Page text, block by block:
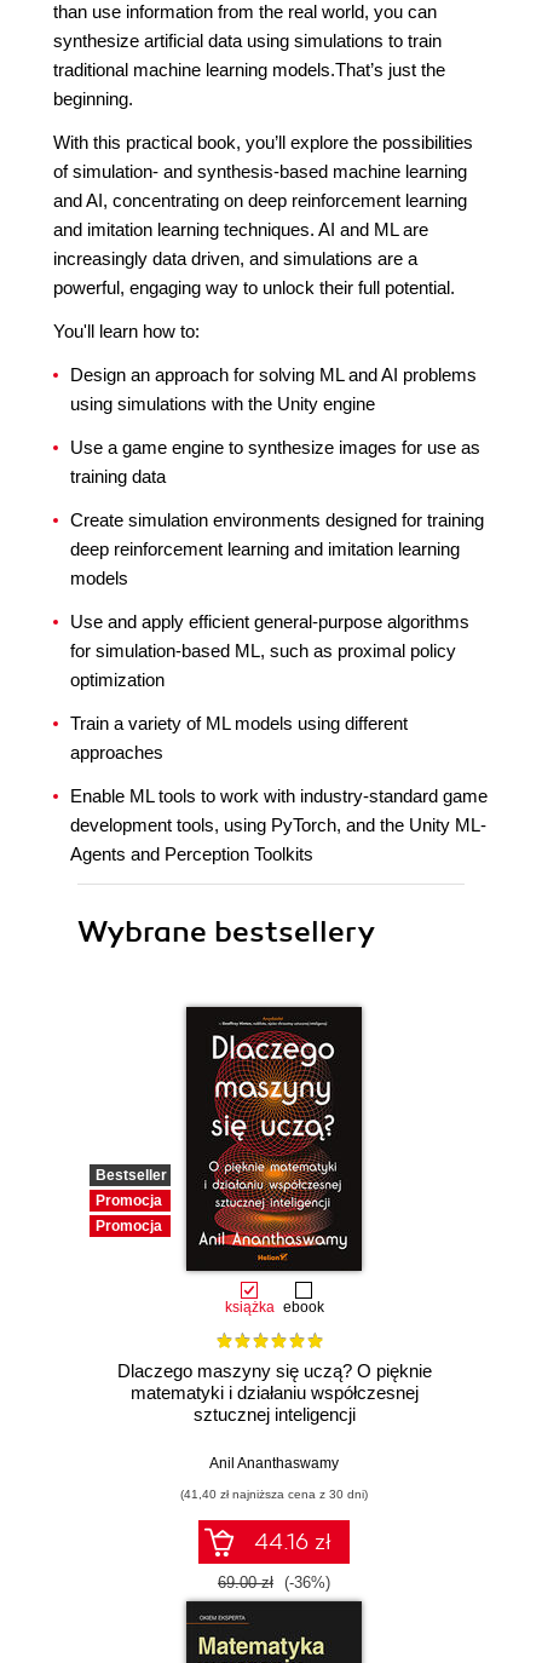
than use information from the real world, you can
synthesize artificial data using simulations to train
traditional machine learning models.That’s just the
beginning.
With this practical book, you’ll explore the possibilities
of simulation- and synthesis-based machine learning
and AI, concentrating on deep reinforcement learning
and imitation learning techniques. AI and ML are
increasingly data driven, and simulations are a
powerful, engaging way to unlock their full potential.
You'll learn how to:
Design an approach for solving ML and AI problems
using simulations with the Unity engine
Use a game engine to synthesize images for use as
training data
Create simulation environments designed for training
deep reinforcement learning and imitation learning
models
Use and apply efficient general-purpose algorithms
for simulation-based ML, such as proximal policy
optimization
Train a variety of ML models using different
approaches
Enable ML tools to work with industry-standard game
development tools, using PyTorch, and the Unity ML-
Agents and Perception Toolkits
Wybrane bestsellery
Bestseller
Nowość
Promocja
książka ebook
Dlaczego maszyny się uczą? O pięknie
matematyki i działaniu współczesnej
sztucznej inteligencji
Anil Ananthaswamy
(41,40 zł najniższa cena z 30 dni)
44.16 zł
69.00 zł (-36%)
Promocja
Promocja
Bestseller
Promocja
Bestseller
Promocja
Promocja
Promocja
Promocja
Promocja
Bestseller
Promocja